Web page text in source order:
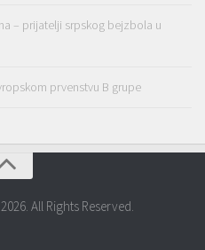
– prijatelji srpskog bejzbola u
prvenstvu B grupe
All Rights Reserved.